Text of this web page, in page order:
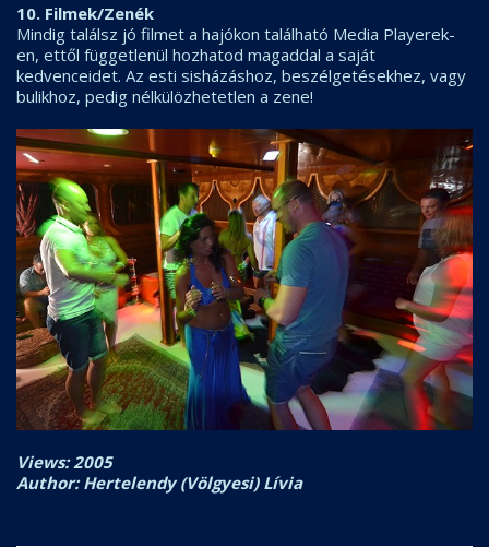
10. Filmek/Zenék
Mindig találsz jó filmet a hajókon található Media Playerek-
en, ettől függetlenül hozhatod magaddal a saját
kedvenceidet. Az esti sisházáshoz, beszélgetésekhez, vagy
bulikhoz, pedig nélkülözhetetlen a zene!
Views: 2005
Author: Hertelendy (Völgyesi) Lívia